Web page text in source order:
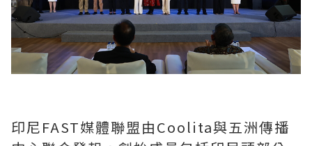
印尼FAST媒體聯盟由Coolita與五洲傳播